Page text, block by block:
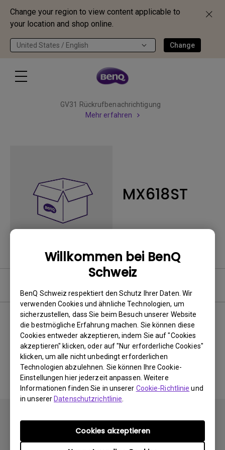
Change your region to view content applicable to
your location and shop online.
United States / English Change
Willkommen bei BenQ
Schweiz
BenQ Schweiz respektiert den Schutz Ihrer Daten. Wir
verwenden Cookies und ähnliche Technologien, um
sicherzustellen, dass Sie beim Besuch unserer Website
die bestmögliche Erfahrung machen. Sie können diese
Cookies entweder akzeptieren, indem Sie auf "Cookies
akzeptieren" klicken, oder auf "Nur erforderliche Cookies"
klicken, um alle nicht unbedingt erforderlichen
Technologien abzulehnen. Sie können Ihre Cookie-
Einstellungen hier jederzeit anpassen. Weitere
Informationen finden Sie in unserer Cookie-Richtlinie und
in unsererDatenschutzrichtlinie
Cookies akzeptieren
GV31 Rückrufbenachrichtigung
Mehr erfahren
MX618ST
Keine zugehörigen Software
&amp; Treiber